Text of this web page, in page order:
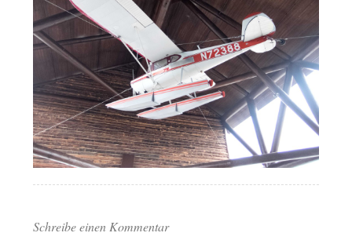
Schreibe einen Kommentar